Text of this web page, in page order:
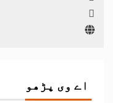
اے وی پڑھو